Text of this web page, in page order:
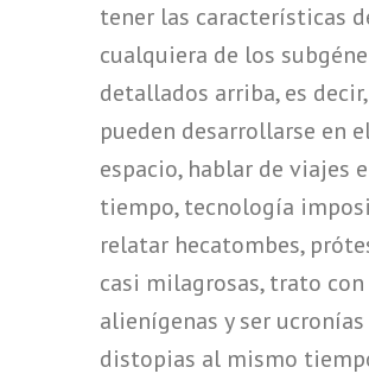
tener las características
cualquiera de los
detallados arriba, es decir,
pueden desarrollarse en
espacio, hablar de viajes
tiempo, tecnología
relatar hecatombes,
casi milagrosas, trato con
alienígenas y ser ucronías
distopias al mismo